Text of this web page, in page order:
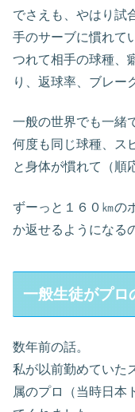
でさえも、やはり試
手のサーブに慣れて
つれて相手の球種、
り、返球率、ブレー
一般の世界でも一緒
何度も同じ球種、ス
と身体が慣れて（順
ずーっと１６０㎞の
か返せるようになる
一般生徒がプロ
数年前の話。
私が以前勤めていた
属のプロ（当時日本